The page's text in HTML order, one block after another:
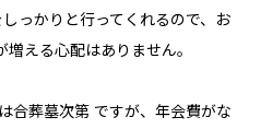
っかりと行ってくれるので、お
える心配はありません。
合葬墓次第 ですが、年会費がな